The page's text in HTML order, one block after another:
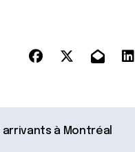
arrivants à Montréal